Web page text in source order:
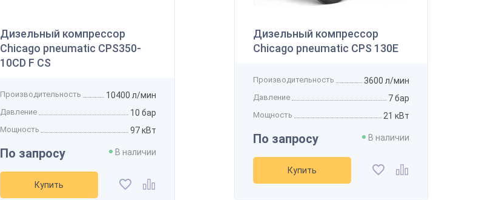
Дизельный компрессор
Chicago pneumatic CPS350-
10CD F CS
Производительность 10400 л/мин
Давление 10 бар
Мощность 97 кВт
По запросу В наличии
Купить
Дизельный компрессор
Chicago pneumatic CPS 130E
Производительность 3600 л/мин
Давление 7 бар
Мощность 21 кВт
По запросу В наличии
Купить